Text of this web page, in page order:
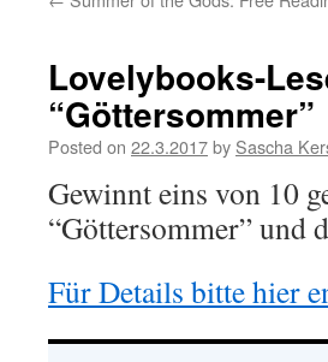
Lovelybooks-
“Göttersommer”
Posted on 22.3.2017by Sascha
Gewinnt eins von 10
“Göttersommer”
Für Details bitte hier